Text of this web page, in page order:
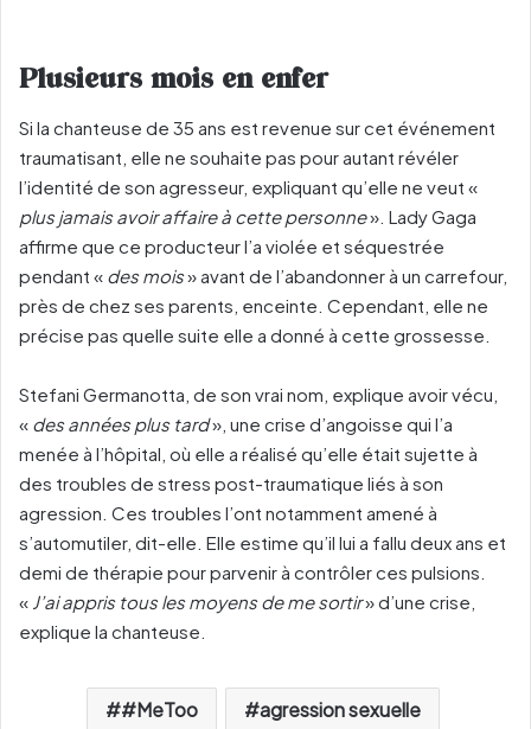
Plusieurs mois en enfer
Si la chanteuse de 35 ans est revenue sur cet événement
traumatisant, elle ne souhaite pas pour autant révéler
l’identité de son agresseur, expliquant qu’elle ne veut «
plus jamais avoir affaire à cette personne». Lady Gaga
affirme que ce producteur l’a violée et séquestrée
pendant « des mois» avant de l’abandonner à un carrefour,
près de chez ses parents, enceinte. Cependant, elle ne
précise pas quelle suite elle a donné à cette grossesse.
Stefani Germanotta, de son vrai nom, explique avoir vécu,
« des années plus tard», une crise d’angoisse qui l’a
menée à l’hôpital, où elle a réalisé qu’elle était sujette à
des troubles de stress post-traumatique liés à son
agression. Ces troubles l’ont notamment amené à
s’automutiler, dit-elle. Elle estime qu’il lui a fallu deux ans et
demi de thérapie pour parvenir à contrôler ces pulsions.
« J’ai appris tous les moyens de me sortir» d’une crise,
explique la chanteuse.
#MeToo agression sexuelle